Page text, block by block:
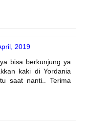
2019
bisa berkunjung ya
kaki di Yordania
saat nanti.. Terima